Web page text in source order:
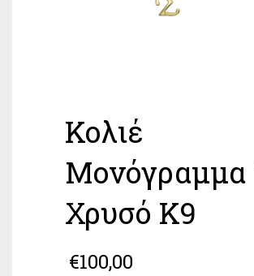
Κολιέ
Μονόγραμμα
Χρυσό Κ9
€100,00